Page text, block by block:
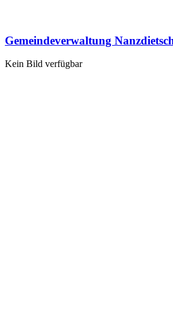
Gemeindeverwaltung
Kein Bild verfügbar